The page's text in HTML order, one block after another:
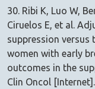
30. Ribi K, Luo W,
Ciruelos E, et al.
suppression versus
women with early
outcomes in the
Clin Oncol